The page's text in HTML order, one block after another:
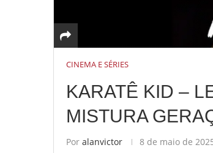
CINEMA E SÉRIES
KARATÊ KID –
MISTURA
Por alanvictor 8 de maio de